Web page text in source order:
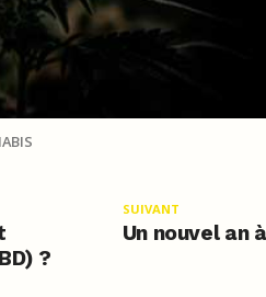
SUIVANT
Un nouvel an
?